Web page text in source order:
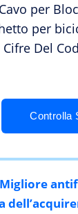
per
per
Cifre Del
per Motocicli
975mm
Controlla
Migliore